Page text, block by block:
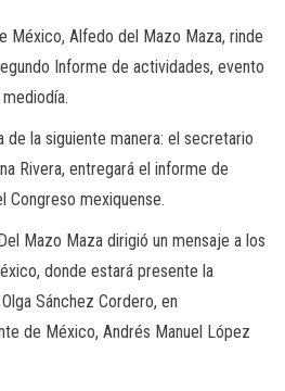
c
i
México, Alfedo del Mazo Maza, rinde
Informe de actividades, evento
de la siguiente manera: el secretario
Rivera, entregará el informe de
Congreso mexiquense.
Mazo Maza dirigió un mensaje a los
donde estará presente la
Sánchez Cordero, en
de México, Andrés Manuel López